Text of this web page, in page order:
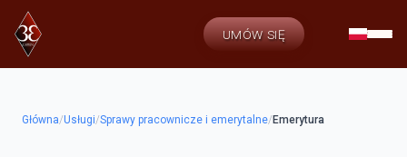
UMÓW SIĘ
Główna/Usługi/Sprawy pracownicze i emerytalne/ Emerytura